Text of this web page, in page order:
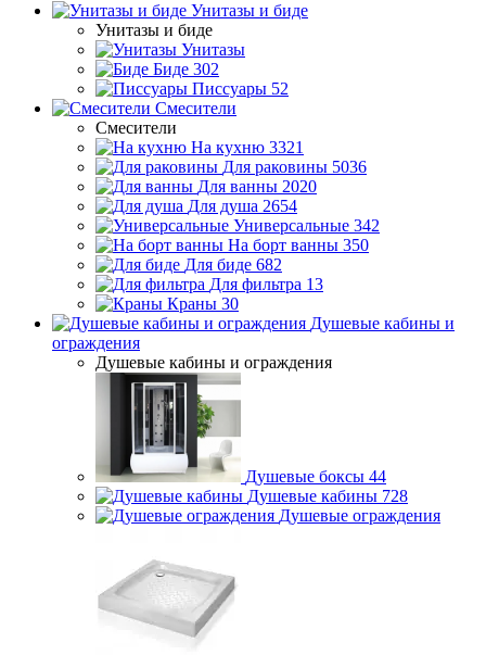
Унитазы и биде
Унитазы и биде
Унитазы
Биде 302
Писсуары 52
Смесители
Смесители
На кухню 3321
Для раковины 5036
Для ванны 2020
Для душа 2654
Универсальные 342
На борт ванны 350
Для биде 682
Для фильтра 13
Краны 30
Душевые кабины и
ограждения
Душевые кабины и ограждения
Душевые боксы 44
Душевые кабины 728
Душевые ограждения